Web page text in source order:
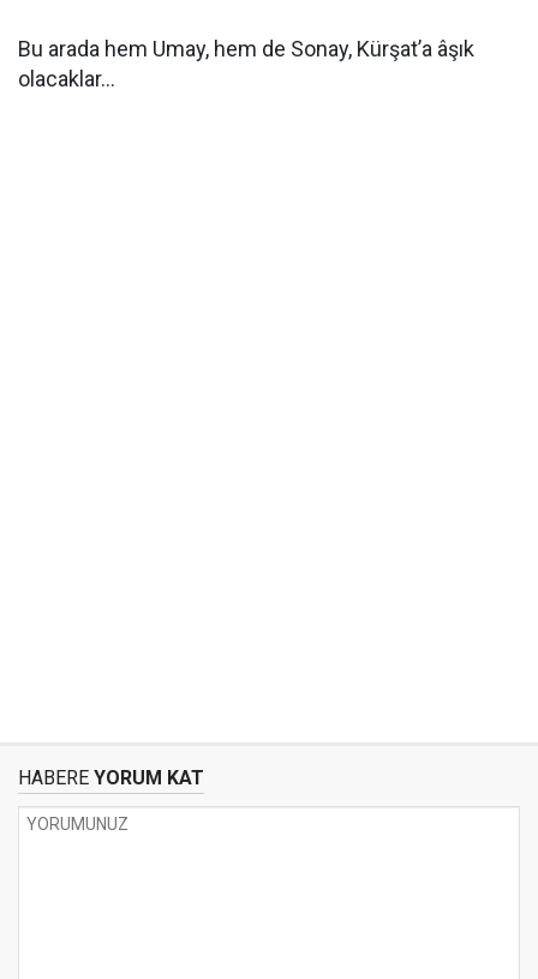
Bu arada hem Umay, hem de Sonay, Kürşat’a âşık
olacaklar…
HABERE YORUM KAT